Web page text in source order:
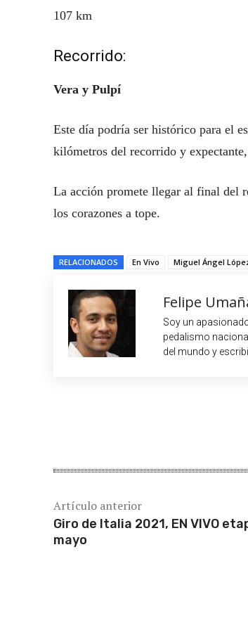
107 km
Recorrido:
Vera y Pulpí
Este día podría ser histórico para el
kilómetros del recorrido y
La acción promete llegar al final del
los corazones a tope.
RELACIONADOS En Vivo Miguel Ángel
Felipe
Soy un
pedalismo
del mundo y
Artículo anterior
Giro de Italia 2021, EN VIVO
mayo